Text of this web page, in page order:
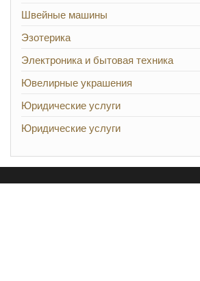
Швейные машины
Эзотерика
Электроника и бытовая техника
Ювелирные украшения
Юридические услуги
Юридические услуги